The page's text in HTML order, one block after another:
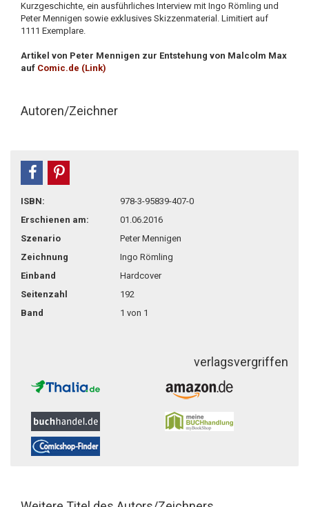
Kurzgeschichte, ein ausführliches Interview mit Ingo Römling und
Peter Mennigen sowie exklusives Skizzenmaterial. Limitiert auf
1111 Exemplare.
Artikel von Peter Mennigen zur Entstehung von Malcolm Max
auf Comic.de (Link)
Autoren/Zeichner
teilen
ISBN:
978-3-95839-407-0
Erschienen am:
01.06.2016
Szenario
Peter Mennigen
Zeichnung
Ingo Römling
Einband
Hardcover
Seitenzahl
192
Band
1 von 1
verlagsvergriffen